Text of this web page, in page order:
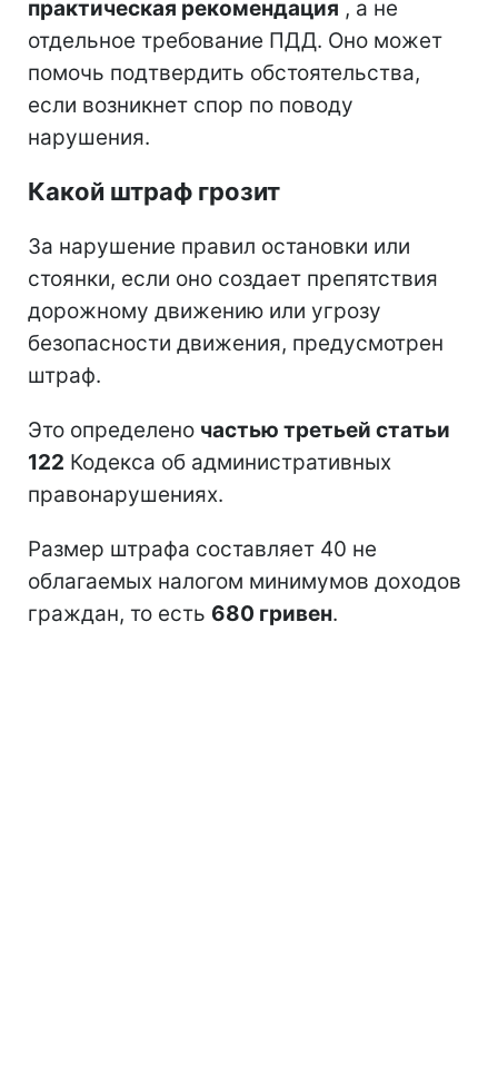
практическая рекомендация , а не
отдельное требование ПДД. Оно может
помочь подтвердить обстоятельства,
если возникнет спор по поводу
нарушения.
Какой штраф грозит
За нарушение правил остановки или
стоянки, если оно создает препятствия
дорожному движению или угрозу
безопасности движения, предусмотрен
штраф.
Это определено частью третьей статьи
122 Кодекса об административных
правонарушениях.
Размер штрафа составляет 40 не
облагаемых налогом минимумов доходов
граждан, то есть 680 гривен.